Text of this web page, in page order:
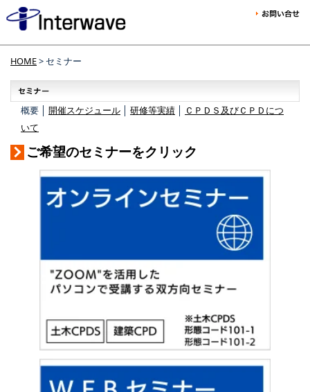
HOME> セミナー
概要 │ 開催スケジュール 研修等実績
ＣＰＤＳ及びＣＰＤにつ
いて
ご希望のセミナーをクリック